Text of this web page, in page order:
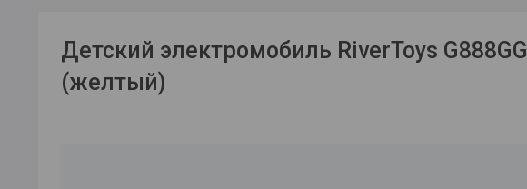
Детский электромобиль RiverToys G888GG
(желтый)